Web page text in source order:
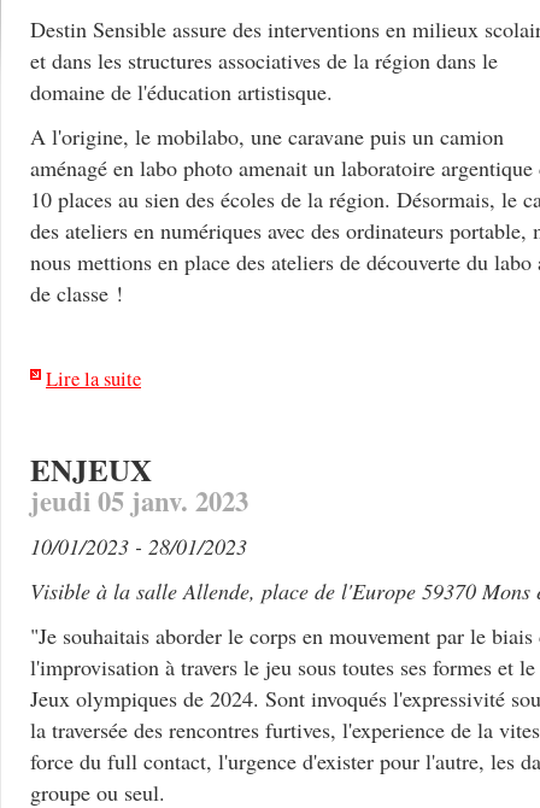
Destin Sensible assure des interventions en milieux
et dans les structures associatives de la région dans le
domaine de l'éducation artistisque.
A l'origine, le mobilabo, une caravane puis un camion
aménagé en labo photo amenait un laboratoire argentique
10 places au sien des écoles de la région. Désormais, le
des ateliers en numériques avec des ordinateurs
nous mettions en place des ateliers de découverte du labo
de classe !
Lire la suite
ENJEUX
jeudi 05 janv. 2023
10/01/2023 - 28/01/2023
Visible à la salle Allende, place de l'Europe 59370 Mons
"Je souhaitais aborder le corps en mouvement par le
l'improvisation à travers le jeu sous toutes ses formes et
Jeux olympiques de 2024. Sont invoqués l'expressivité
la traversée des rencontres furtives, l'experience de la
force du full contact, l'urgence d'exister pour l'autre, les
groupe ou seul.